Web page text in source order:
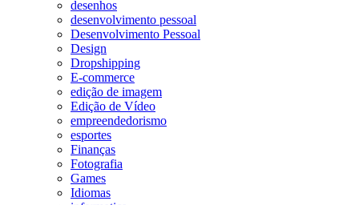
desenhos
desenvolvimento pessoal
Desenvolvimento Pessoal
Design
Dropshipping
E-commerce
edição de imagem
Edição de Vídeo
empreendedorismo
esportes
Finanças
Fotografia
Games
Idiomas